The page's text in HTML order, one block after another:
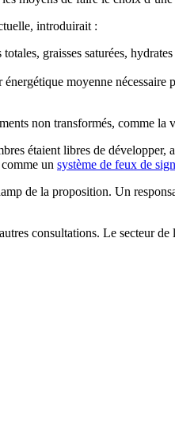
introduirait :
graisses saturées,
moyenne
non transformés, comme la
étaient libres de développer,
un système de feux de
de la proposition. Un
consultations. Le secteur